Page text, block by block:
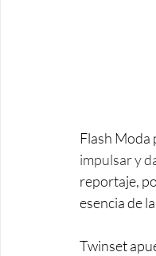
Flash Moda
impulsar y
reportaje,
esencia de
Twinset